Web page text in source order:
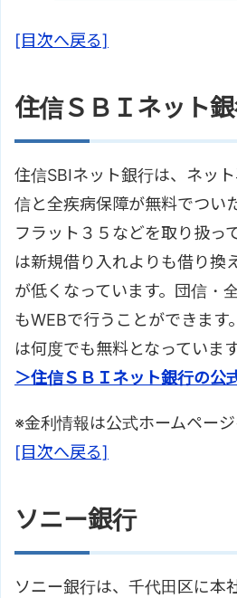
[目次へ戻る]
住信ＳＢＩネット
住信SBIネット銀行は、ネッ
信と全疾病保障が無料でつい
フラット３５などを取り扱っ
は新規借り入れよりも借り換
が低くなっています。団信・
もWEBで行うことができます
は何度でも無料となっています
＞住信ＳＢＩネット銀行の公
※金利情報は公式ホームページ
[目次へ戻る]
ソニー銀行
ソニー銀行は、千代田区に本